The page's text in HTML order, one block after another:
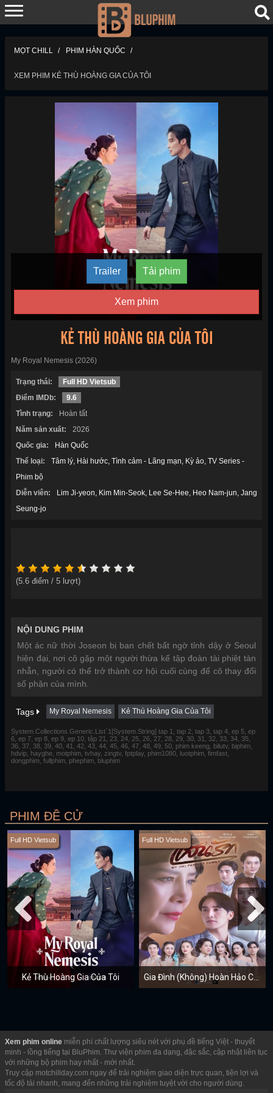
MỌT CHILL PHIM HÀN QUỐC
XEM PHIM KẺ THÙ HOÀNG GIA CỦA TÔI
Trailer Tải phim
Xem phim
KẺ THÙ HOÀNG GIA CỦA TÔI
My Royal Nemesis (2026)
Trạng thái:
Full HD Vietsub
Điểm IMDb:
9.6
Tình trạng:
Hoàn tất
Năm sản xuất:
2026
Quốc gia:
Hàn Quốc
Thể loại:
Tâm lý Hài hước Tình cảm - Lãng mạn Kỳ ảo TV Series -
Phim bộ
Diễn viên:
Lim Ji-yeon Kim Min-Seok Lee Se-Hee Heo Nam-jun Jang
Seung-jo
(5.6 điểm / 5 lượt)
NỘI DUNG PHIM
Một ác nữ thời Joseon bị ban chết bất ngờ tỉnh dậy ở Seoul
hiện đại, nơi cô gặp một người thừa kế tập đoàn tài phiệt tàn
nhẫn, người có thể trở thành cơ hội cuối cùng để cô thay đổi
số phận của mình.
Tags My Royal Nemesis Kẻ Thù Hoàng Gia Của Tôi
System.Collections.Generic.List`1[System.String] tap 1, tap 2, tap 3, tap 4, ep 5, ep
6, ep 7, ep 8, ep 9, ep 10, tập 21, 23, 24, 25, 26, 27, 28, 29, 30, 31, 32, 33, 34, 35,
36, 37, 38, 39, 40, 41, 42, 43, 44, 45, 46, 47, 48, 49, 50, phim keeng, bilutv, biphim,
hdvip, hayghe, motphim, tvhay, zingtv, fptplay, phim1080, luotphim, fimfast,
dongphim, fullphim, phephim, bluphim
PHIM ĐỀ CỬ
Full HD Vietsub
Kẻ Thù Hoàng Gia Của Tôi
Full HD Vietsub
Xem phim online miễn phí chất lượng siêu nét với phụ đề tiếng Việt - thuyết
minh - lồng tiếng tại BluPhim. Thư viện phim đa dạng, đặc sắc, cập nhật liên tục
với những bộ phim hay nhất - mới nhất.
Truy cập motchillday.com ngay để trải nghiệm giao diện trực quan, tiện lợi và
tốc độ tải nhanh, mang đến những trải nghiệm tuyệt vời cho người dùng.